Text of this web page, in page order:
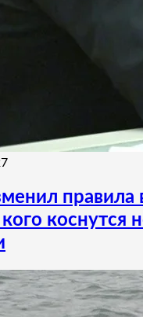
правила
коснутся